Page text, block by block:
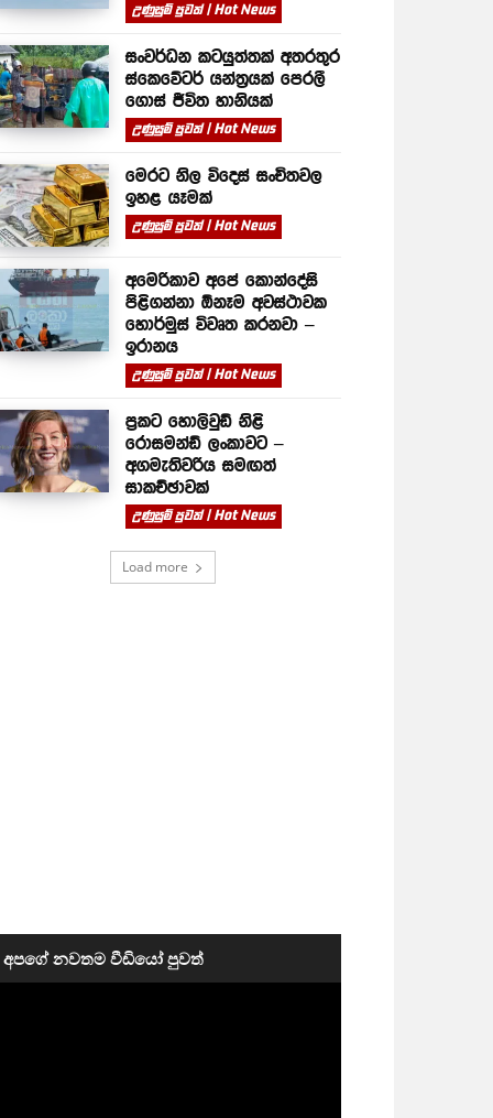
උණුසුම් පුවත් | Hot News
සංවර්ධන කටයුත්තක් අතරතුර
ස්කෙවේටර් යන්ත්‍රයක් පෙරලී
ගොස් ජීවිත හානියක්
උණුසුම් පුවත් | Hot News
මෙරට නිල විදෙස් සංචිතවල
ඉහළ යෑමක්
උණුසුම් පුවත් | Hot News
අමෙරිකාව අපේ කොන්දේසි
පිළිගන්නා ඕනෑම අවස්ථාවක
හොර්මුස් විවෘත කරනවා –
ඉරානය
උණුසුම් පුවත් | Hot News
ප්‍රකට හොලිවුඩ් නිළි
රොසමන්ඩ් ලංකාවට –
අගමැතිවරිය සමඟත්
සාකච්ඡාවක්
උණුසුම් පුවත් | Hot News
Load more
අපගේ නවතම වීඩියෝ පුවත්